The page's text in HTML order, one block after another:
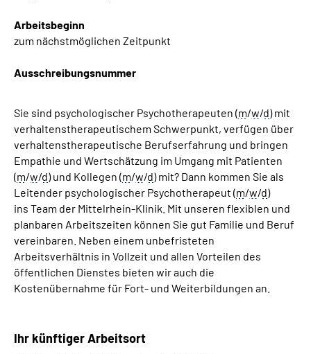
Arbeitsbeginn
zum nächstmöglichen Zeitpunkt
Ausschreibungsnummer
Sie sind psychologischer Psychotherapeuten (m/w/d) mit
verhaltenstherapeutischem Schwerpunkt, verfügen über
verhaltenstherapeutische Berufserfahrung und bringen
Empathie und Wertschätzung im Umgang mit Patienten
(m/w/d) und Kollegen (m/w/d) mit? Dann kommen Sie als
Leitender psychologischer Psychotherapeut (m/w/d)
ins Team der Mittelrhein-Klinik. Mit unseren flexiblen und
planbaren Arbeitszeiten können Sie gut Familie und Beruf
vereinbaren. Neben einem unbefristeten
Arbeitsverhältnis in Vollzeit und allen Vorteilen des
öffentlichen Dienstes bieten wir auch die
Kostenübernahme für Fort- und Weiterbildungen an.
Ihr künftiger Arbeitsort